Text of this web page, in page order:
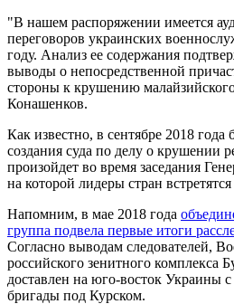
"В нашем распоряжении имеется
переговоров украинских
году. Анализ ее содержания
выводы о непосредственной
стороны к крушению
Конашенков.
Как известно, в сентябре 2018 года
создания суда по делу о крушении
произойдет во время заседания
на которой лидеры стран
Напомним, в мае 2018 года
группа подвела первые итоги
Согласно выводам следователей,
российского зенитного комплекса
доставлен на юго-восток Украины
бригады под Курском.